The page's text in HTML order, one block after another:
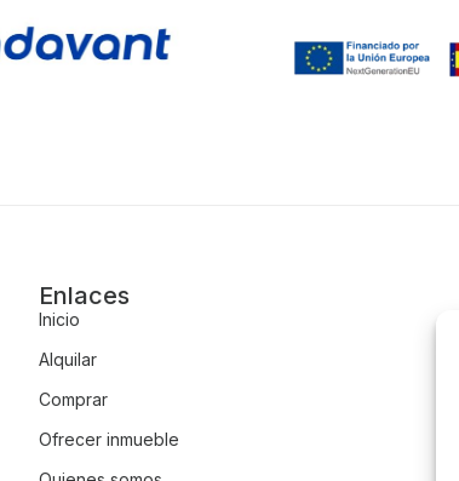
Enlaces
Inicio
Alquilar
Comprar
Ofrecer inmueble